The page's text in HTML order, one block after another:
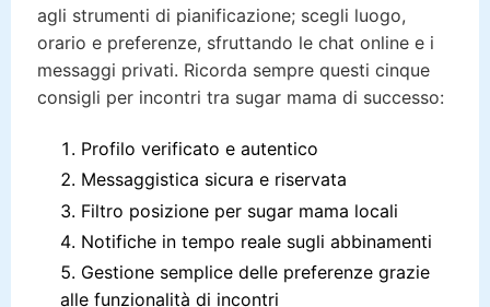
agli strumenti di pianificazione; scegli luogo,
orario e preferenze, sfruttando le chat online e i
messaggi privati. Ricorda sempre questi cinque
consigli per incontri tra sugar mama di successo:
Profilo verificato e autentico
Messaggistica sicura e riservata
Filtro posizione per sugar mama locali
Notifiche in tempo reale sugli abbinamenti
Gestione semplice delle preferenze grazie
alle funzionalità di incontri